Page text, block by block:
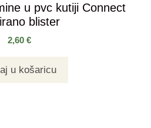
u pvc kutiji Connect
blister
2,60 €
u košaricu